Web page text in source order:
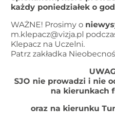
każdy poniedziałek o
WAŻNE! Prosimy o
m.klepacz@vizja.pl
Klepacz na Uczelni.
Patrz zakładka
SJO nie prowadzi i nie
na kierunkach
oraz na kierunku